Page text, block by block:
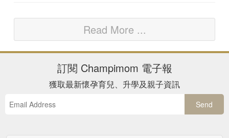
Read More ...
訂閱 Champimom 電子報
獲取最新懷孕育兒、升學及親子資訊
Send